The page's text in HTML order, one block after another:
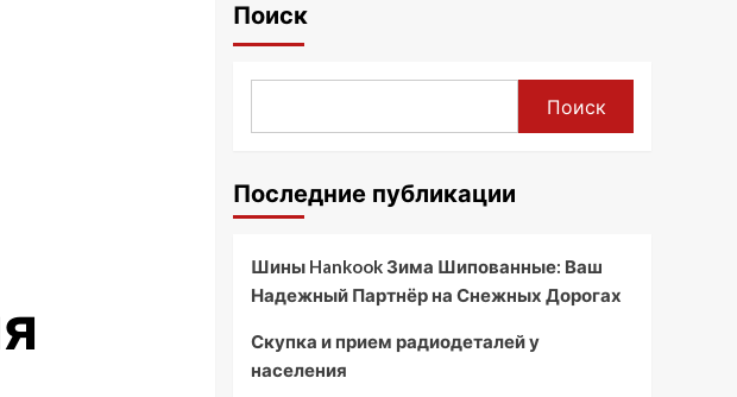
Поиск
Поиск
Последние публикации
Шины Hankook Зима Шипованные: Ваш
Надежный Партнёр на Снежных Дорогах
Скупка и прием радиодеталей у
населения